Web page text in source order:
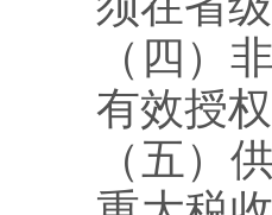
（四）
有效授
（五）